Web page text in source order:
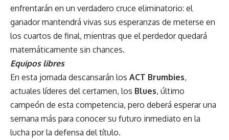
enfrentarán en un verdadero cruce eliminatorio: el
ganador mantendrá vivas sus esperanzas de meterse en
los cuartos de final, mientras que el perdedor quedará
matemáticamente sin chances.
Equipos libres
En esta jornada descansarán los ACT Brumbies,
actuales líderes del certamen, los Blues, último
campeón de esta competencia, pero deberá esperar una
semana más para conocer su futuro inmediato en la
lucha por la defensa del título.